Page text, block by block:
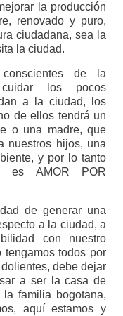
la producción
renovado y puro,
ciudadana, sea la
la ciudad.
conscientes de la
cuidar los pocos
a la ciudad, los
de ellos tendrá un
o una madre, que
nuestros hijos, una
y por lo tanto
es AMOR POR
de generar una
a la ciudad, a
con nuestro
tengamos todos por
debe dejar
a ser la casa de
familia bogotana,
aquí estamos y